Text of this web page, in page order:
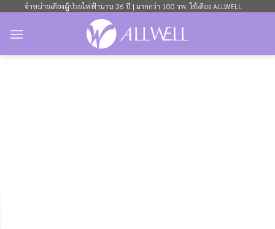
เนื้อหา
จำหน่ายเตียงผู้ป่วยไฟฟ้านาน 26 ปี | มากกว่า 100 รพ. ใช้เตียง ALLWELL